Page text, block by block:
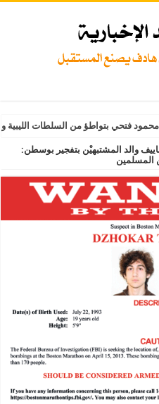
فتحي بتواطؤ من السلطات
والد المشتبهيْن بتفجير بوسطن:
المسلمين